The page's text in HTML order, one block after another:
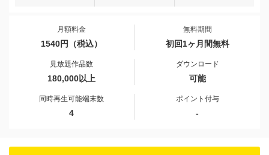
月額料金
1540円（税込）
無料期間
初回1ヶ月間無料
見放題作品数
180,000以上
ダウンロード
可能
同時再生可能端末数
4
ポイント付与
-